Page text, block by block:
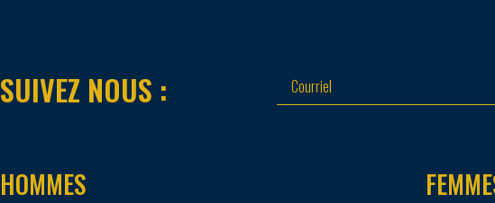
SUIVEZ NOUS :
HOMMES